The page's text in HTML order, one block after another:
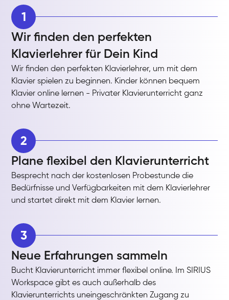
1
Wir finden den perfekten
Klavierlehrer für Dein Kind
Wir finden den perfekten Klavierlehrer, um mit dem
Klavier spielen zu beginnen. Kinder können bequem
Klavier online lernen - Privater Klavierunterricht ganz
ohne Wartezeit.
2
Plane flexibel den Klavierunterricht
Besprecht nach der kostenlosen Probestunde die
Bedürfnisse und Verfügbarkeiten mit dem Klavierlehrer
und startet direkt mit dem Klavier lernen.
3
Neue Erfahrungen sammeln
Bucht Klavierunterricht immer flexibel online. Im SIRIUS
Workspace gibt es auch außerhalb des
Klavierunterrichts uneingeschränkten Zugang zu